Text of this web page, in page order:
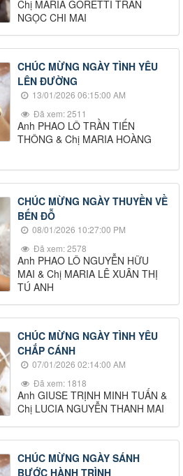
Chị MARIA GORETTI TRẦN
NGỌC CHI MAI
CHÚC MỪNG NGÀY TÌNH YÊU
LÊN ĐƯỜNG
13/01/2026 06:15:00 AM
Đã xem: 2511
Anh PHAO LÔ TRẦN TIẾN
THÔNG & Chị MARIA HOÀNG
CHÚC MỪNG NGÀY THUYỀN VỀ
BẾN ĐỖ
08/01/2026 10:27:00 PM
Đã xem: 2578
Anh PHAO LÔ NGUYỄN HỮU
MAI & Chị MARIA LÊ XUÂN THỊ
TÚ ANH
CHÚC MỪNG NGÀY TÌNH YÊU
CHẮP CÁNH
07/01/2026 02:14:00 AM
Đã xem: 1818
Anh GIUSE TRỊNH MINH TUẤN &
Chị LUCIA NGUYỄN THANH MAI
CHÚC MỪNG NGÀY SÁNH
BƯỚC HÀNH TRÌNH